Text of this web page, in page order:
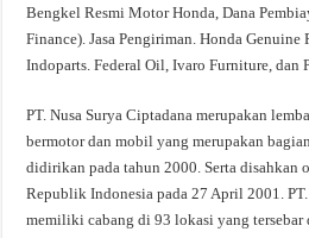
Bengkel Resmi Motor Honda, Dana
Finance). Jasa Pengiriman. Honda Genuine
Indoparts. Federal Oil, Ivaro Furniture, dan
PT. Nusa Surya Ciptadana merupakan
bermotor dan mobil yang merupakan
didirikan pada tahun 2000. Serta disahkan
Republik Indonesia pada 27 April 2001.
memiliki cabang di 93 lokasi yang